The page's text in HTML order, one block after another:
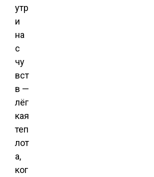
утр
и
на
с
чу
вст
в —
лёг
кая
теп
лот
а,
ког